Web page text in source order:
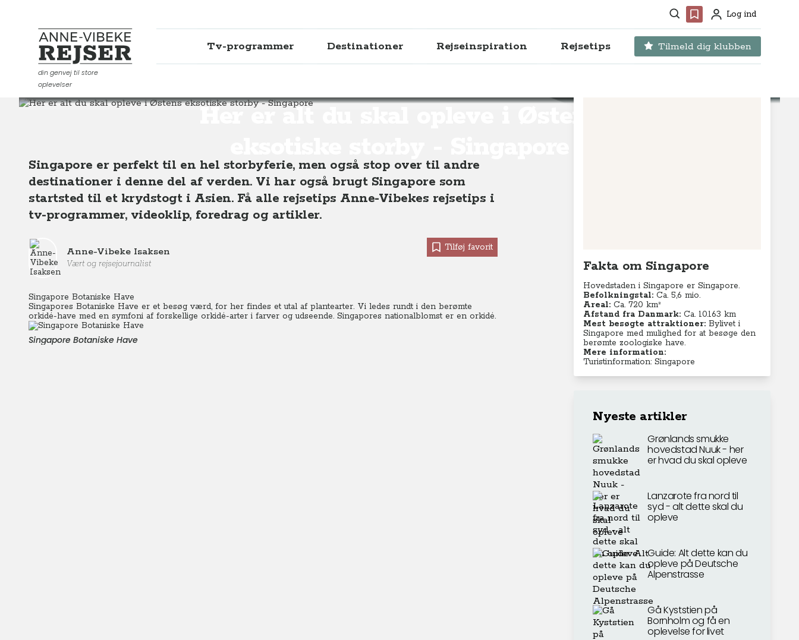
Søg Favoritter
ProfilLog ind
Anne-Vibeke Rejser
din genvej til store
oplevelser
Tv-programmer Destinationer Rejseinspiration Rejsetips Tilmeld dig klubben
Her er alt du skal opleve i Østens
Destinationer
Singapore er perfekt til en hel storbyferie, men også stop over til andre
destinationer i denne del af verden. Vi har også brugt Singapore som
startsted til et krydstogt i Asien. Få alle rejsetips Anne-Vibekes rejsetips i
tv-programmer, videoklip, foredrag og artikler.
Anne-Vibeke Isaksen
Vært og rejsejournalist
Tilføj favorit
Singapore Botaniske Have
Singapores Botaniske Have er et besøg værd, for her findes et utal af plantearter. Vi ledes rundt i den berømte
orkidé-have med en symfoni af forskellige orkidé-arter i farver og udseende. Singapores nationalblomst er en orkidé.
Singapore Botaniske Have
Fakta om Singapore
Hovedstaden i Singapore er Singapore.
Befolkningstal: Ca. 5,6 mio.
Areal: Ca. 720 km²
Afstand fra Danmark: Ca. 10.163 km
Mest besøgte attraktioner: Bylivet i
Singapore med mulighed for at besøge den
berømte zoologiske have.
Mere information:
Turistinformation: Singapore
Nyeste artikler
Grønlands smukke
hovedstad Nuuk - her
er hvad du skal opleve
Lanzarote fra nord til
syd - alt dette skal du
opleve
Guide: Alt dette kan du
opleve på Deutsche
Alpenstrasse
Gå Kyststien på
Bornholm og få en
oplevelse for livet